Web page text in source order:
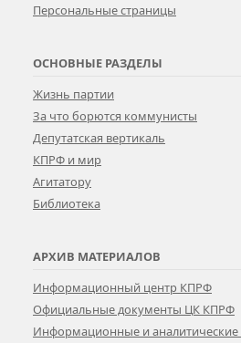
Персональные страницы
ОСНОВНЫЕ РАЗДЕЛЫ
Жизнь партии
За что борются коммунисты
Депутатская вертикаль
КПРФ и мир
Агитатору
Библиотека
АРХИВ МАТЕРИАЛОВ
Информационный центр КПРФ
Официальные документы ЦК КПРФ
Информационные и